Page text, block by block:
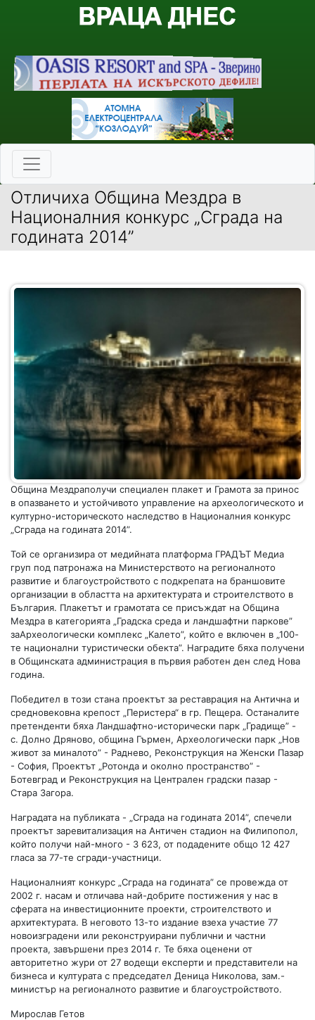
Отличиха Община Мездра в
Националния конкурс „Сграда на
годината 2014”
Община Мездраполучи специален плакет и Грамота за принос
в опазването и устойчивото управление на археологическото и
културно-историческото наследство в Националния конкурс
„Сграда на годината 2014”.
Той се организира от медийната платформа ГРАДЪТ Медиа
груп под патронажа на Министерството на регионалното
развитие и благоустройството с подкрепата на браншовите
организации в областта на архитектурата и строителството в
България. Плакетът и грамотата се присъждат на Община
Мездра в категорията „Градска среда и ландшафтни паркове”
заАрхеологически комплекс „Калето”, който е включен в „100-
те национални туристически обекта”. Наградите бяха получени
в Общинската администрация в първия работен ден след Нова
година.
Победител в този стана проектът за реставрация на Антична и
средновековна крепост „Перистера“ в гр. Пещера. Останалите
претенденти бяха Ландшафтно-исторически парк „Градище” -
с. Долно Дряново, община Гърмен, Археологически парк „Нов
живот за миналото” - Раднево, Реконструкция на Женски Пазар
- София, Проектът „Ротонда и околно пространство” -
Ботевград и Реконструкция на Централен градски пазар -
Стара Загора.
Наградата на публиката - „Сграда на годината 2014”, спечели
проектът заревитализация на Античен стадион на Филипопол,
който получи най-много - 3 623, от подадените общо 12 427
гласа за 77-те сгради-участници.
Националният конкурс „Сграда на годината” се провежда от
2002 г. насам и отличава най-добрите постижения у нас в
сферата на инвестиционните проекти, строителството и
архитектурата. В неговото 13-то издание взеха участие 77
новоизградени или реконструирани публични и частни
проекта, завършени през 2014 г. Те бяха оценени от
авторитетно жури от 27 водещи експерти и представители на
бизнеса и културата с председател Деница Николова, зам.-
министър на регионалното развитие и благоустройството.
Мирослав Гетов